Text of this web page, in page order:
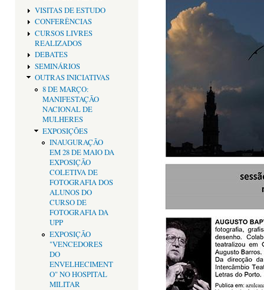
VISITAS DE ESTUDO
CONFERÊNCIAS
CURSOS LIVRES
REALIZADOS
DEBATES
SEMINÁRIOS
OUTRAS INICIATIVAS
8 DE MARÇO:
MANIFESTAÇÃO
NACIONAL DE
MULHERES
EXPOSIÇÕES
INAUGURAÇÃO
EM 28 DE MAIO DA
EXPOSIÇÃO
COLETIVA DE
FOTOGRAFIA DOS
ALUNOS DO
CURSO DE
FOTOGRAFIA DA
UPP
EXPOSIÇÃO
"VENCEDORES
DO
ENVELHECIMENT
O" NO HOSPITAL
MILITAR